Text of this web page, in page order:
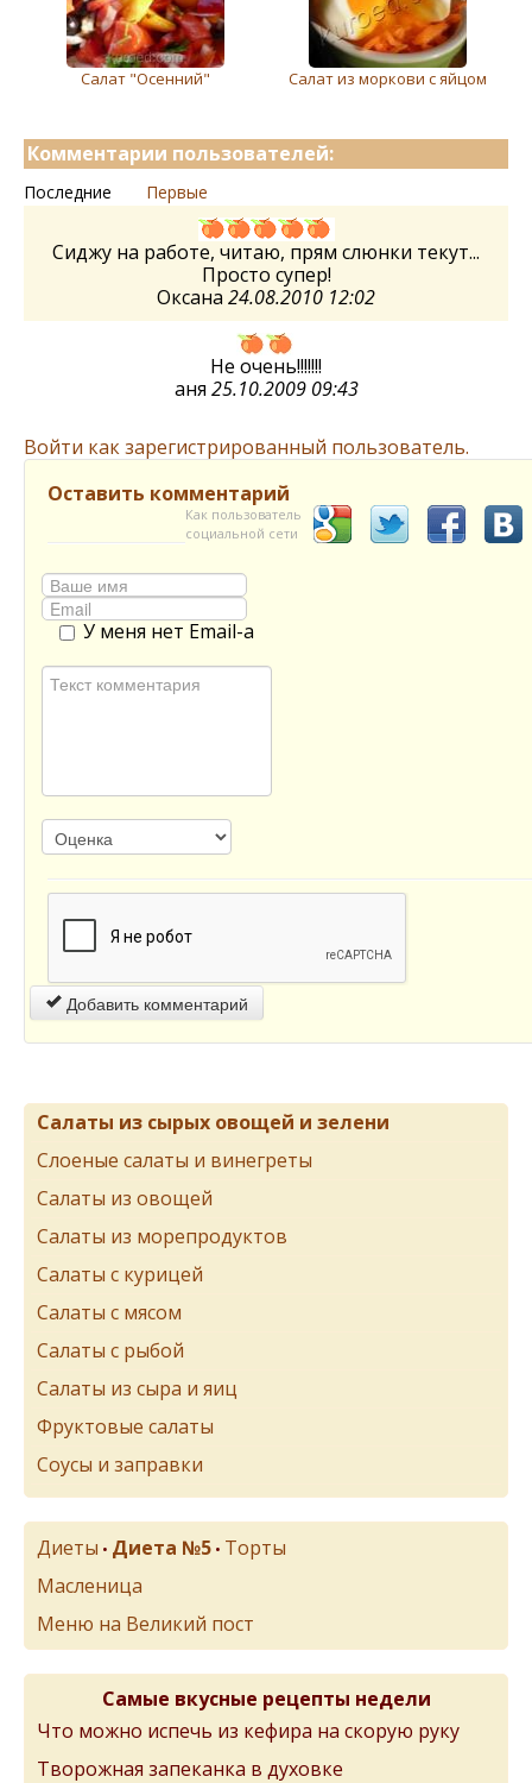
Салат "Осенний" Салат из моркови с яйцом
Комментарии пользователей:
Последние Первые
Сиджу на работе, читаю, прям слюнки текут...
Просто супер!
Оксана 24.08.2010 12:02
Не очень!!!!!!!
аня 25.10.2009 09:43
Войти как зарегистрированный пользователь.
Оставить комментарий
Как пользователь
социальной сети
У меня нет Email-а
Добавить комментарий
Салаты из сырых овощей и зелени
Слоеные салаты и винегреты
Салаты из овощей
Салаты из морепродуктов
Салаты с курицей
Салаты с мясом
Салаты с рыбой
Салаты из сыра и яиц
Фруктовые салаты
Соусы и заправки
Диеты • Диета №5 • Торты
Масленица
Меню на Великий пост
Самые вкусные рецепты недели
Что можно испечь из кефира на скорую руку
Творожная запеканка в духовке